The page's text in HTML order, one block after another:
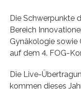
Die Schwerpunkte
Bereich
Gynäkologie sowie
auf dem 4. FOG-
Die Live-
kommen dieses